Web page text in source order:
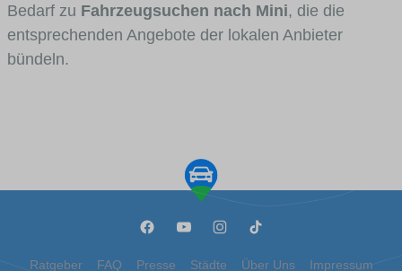
Bedarf zu Fahrzeugsuchen nach Mini, die die
entsprechenden Angebote der lokalen Anbieter
bündeln.
Ratgeber FAQ Presse Städte Über Uns Impressum